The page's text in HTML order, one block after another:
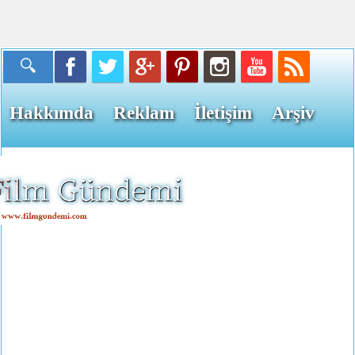
Hakkımda Reklam İletişim Arşiv